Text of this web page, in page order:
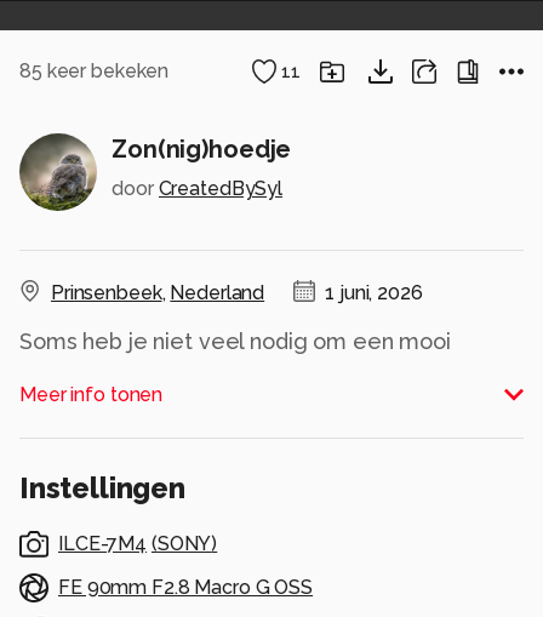
85 keer bekeken 11
Zon(nig)hoedje
door CreatedBySyl
Prinsenbeek, Nederland 1 juni, 2026
Soms heb je niet veel nodig om een mooi
voldoende, de rest gaat dan vanzelf.
Meer info tonen
Instellingen
ILCE-7M4 (SONY)
FE 90mm F2.8 Macro G OSS